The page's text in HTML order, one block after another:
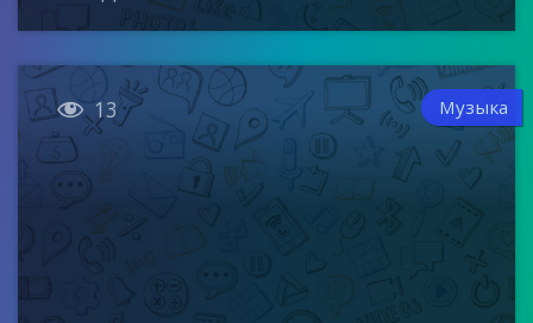
 13 Музыка